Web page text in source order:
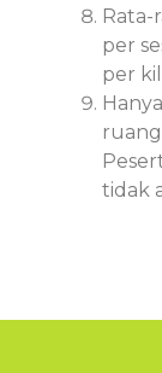
Rata-
per
per
tidak